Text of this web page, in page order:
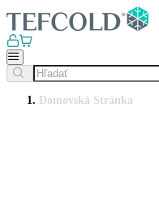
Domovská Stránka